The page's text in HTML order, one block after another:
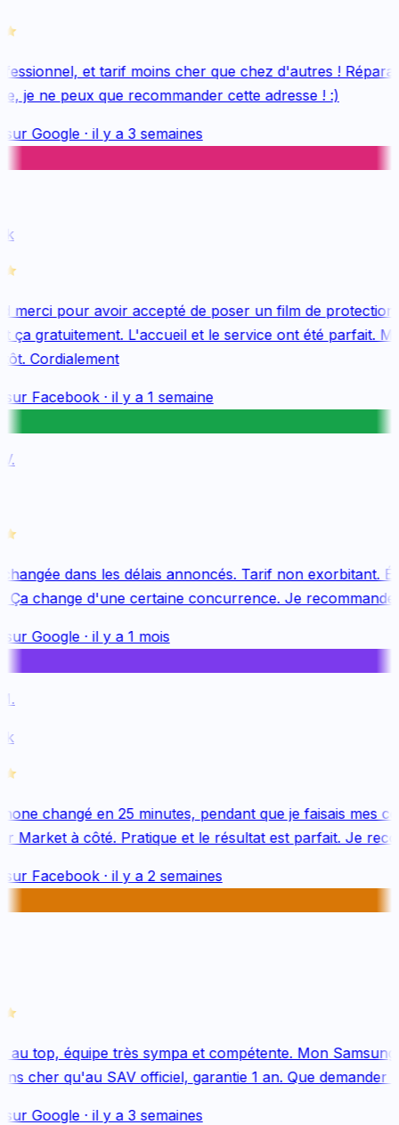
et tarif moins cher que chez d'autres !
je ne peux que recommander cette adresse ! :)
Google· il y a 3 semaines
merci pour avoir accepté de poser un film de protection
ça gratuitement. L'accueil et le service ont été parfait.
Cordialement
Facebook· il y a 1 semaine
dans les délais annoncés. Tarif non exorbitant.
change d'une certaine concurrence. Je recommande
Google· il y a 1 mois
changé en 25 minutes, pendant que je faisais mes
Market à côté. Pratique et le résultat est parfait. Je
Facebook· il y a 2 semaines
top, équipe très sympa et compétente. Mon Samsung
cher qu'au SAV officiel, garantie 1 an. Que demander
Google· il y a 3 semaines